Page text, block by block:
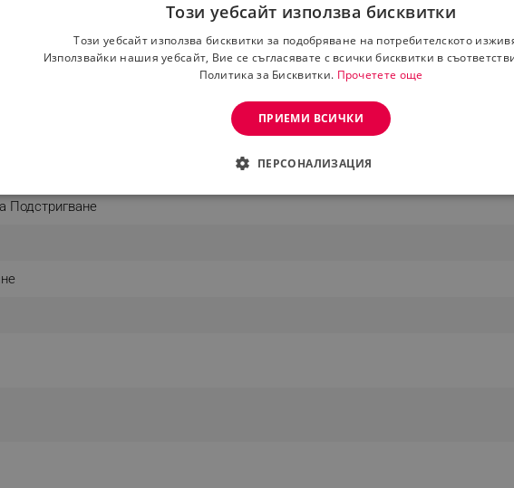
Подстригване
Този уебсайт използва бисквитки
Този уебсайт използва бисквитки за подобряване на потребителското
Използвайки нашия уебсайт, Вие се съгласявате с всички бисквитки в
Политика за Бисквитки. Прочетете още
ПРИЕМИ ВСИЧКИ
ПЕРСОНАЛИЗАЦИЯ
СТРОГО НЕОБХОДИМО ЕФЕКТИВНОСТ ТАРГЕТИРАНЕ